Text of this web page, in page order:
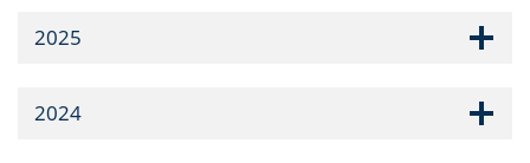
2025
2024